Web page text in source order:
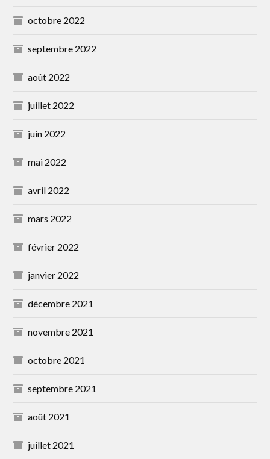
octobre 2022
septembre 2022
août 2022
juillet 2022
juin 2022
mai 2022
avril 2022
mars 2022
février 2022
janvier 2022
décembre 2021
novembre 2021
octobre 2021
septembre 2021
août 2021
juillet 2021